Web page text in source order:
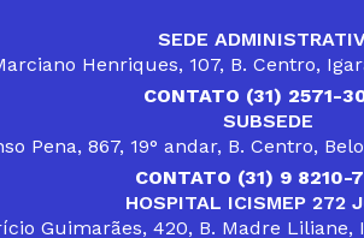
SEDE
Henriques, 107, B. Centro,
CONTATO (31) 2571-
SUBSEDE
Pena, 867, 19° andar, B. Centro,
CONTATO (31) 9 8210-
HOSPITAL ICISMEP 272
Guimarães, 420, B. Madre Liliane,